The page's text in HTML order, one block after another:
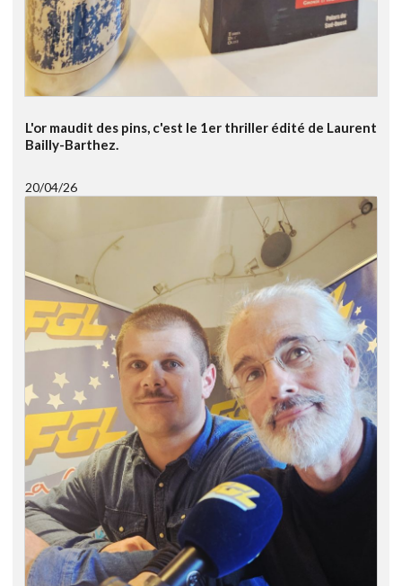
L'or maudit des pins, c'est le 1er thriller édité de Laurent
Bailly-Barthez.
20/04/26